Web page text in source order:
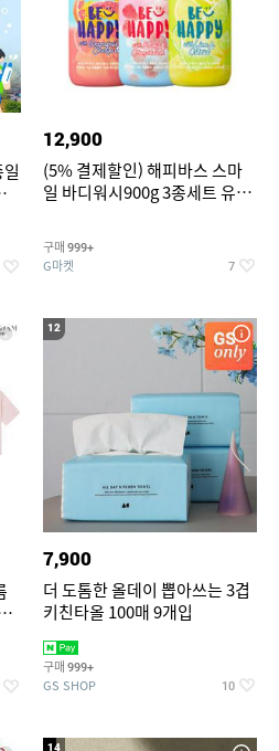
12,900
(5% 결제할인) 해피바스 스마
일 바디워시900g 3종세트 유
구매 999+
G마켓 7
12
7,900
더 도톰한 올데이 뽑아쓰는 3겹
키친타올 100매 9개입
구매 999+
GS SHOP 10
14